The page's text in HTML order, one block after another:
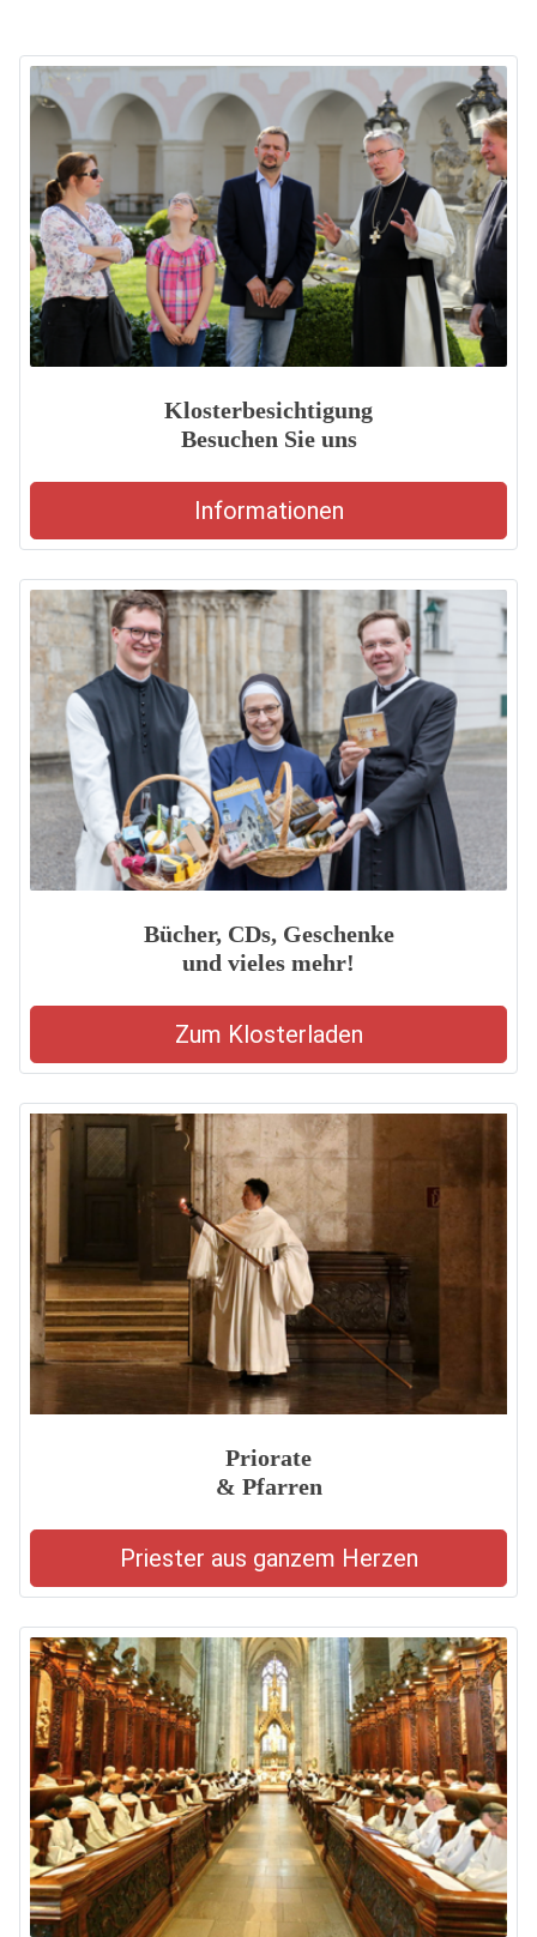
Klosterbesichtigung
Besuchen Sie uns
Informationen
Bücher, CDs, Geschenke
und vieles mehr!
Zum Klosterladen
Priorate
& Pfarren
Priester aus ganzem Herzen